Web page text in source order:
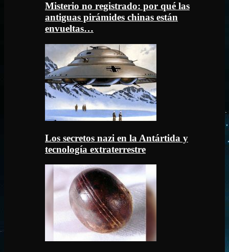
Misterio no registrado: por qué las
antiguas pirámides chinas están
envueltas…
Los secretos nazi en la Antártida y
tecnología extraterrestre